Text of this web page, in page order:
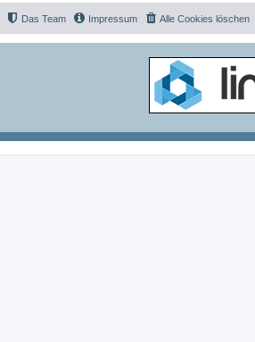
Alle Cookies löschen
Impressum
Das Team